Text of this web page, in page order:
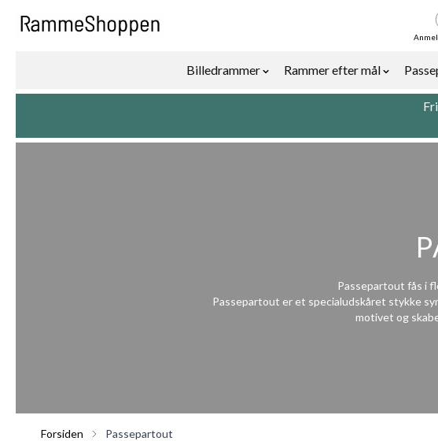
Billedrammer
Rammer efter mål
Passepartout fås i
Passepartout er et specialudskåret stykke
motivet og
Forsiden Passepartout